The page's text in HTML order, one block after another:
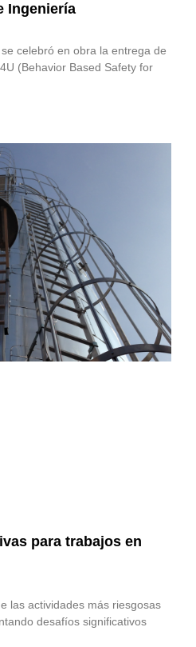
Ingeniería
celebró en obra la entrega de
(Behavior Based Safety for
para trabajos en
las actividades más riesgosas
desafíos significativos